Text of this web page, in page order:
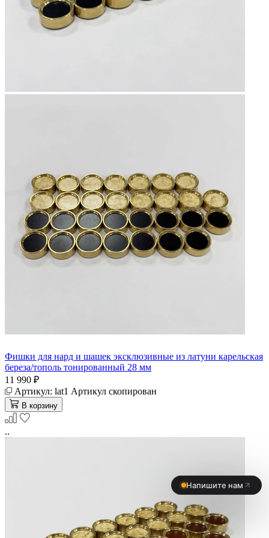
Фишки для нард и шашек эксклюзивные из латуни карельская
береза/тополь тонированный 28 мм
11 990 ₽
Артикул: lat1 Артикул скопирован
В корзину
..